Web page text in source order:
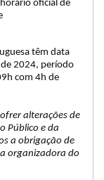
oficial de
têm data
de 2024, período
com 4h de
alterações de
Público e da
a obrigação de
organizadora do